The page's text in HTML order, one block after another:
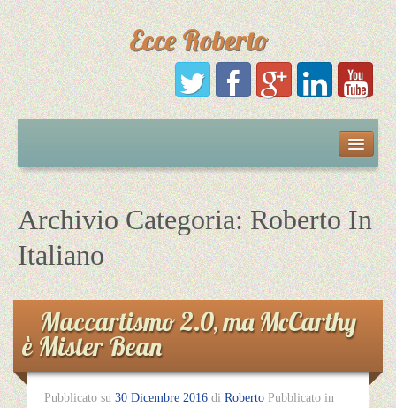
Ecce Roberto
Português
Polski
Español
Italiano
English
Archivio Categoria:Roberto In
Italiano
Maccartismo 2.0, ma McCarthy
è Mister Bean
Pubblicato su 30 Dicembre 2016 di Roberto Pubblicato in